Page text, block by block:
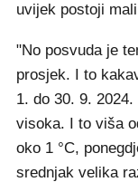
uvijek postoji
"No posvuda je
prosjek. I to
1. do 30. 9.
visoka. I to viša
oko 1 °C,
srednjak velika